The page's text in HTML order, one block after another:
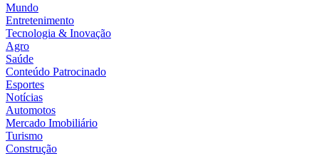
Mundo
Entretenimento
Tecnologia & Inovação
Agro
Saúde
Conteúdo Patrocinado
Esportes
Notícias
Automotos
Mercado Imobiliário
Turismo
Construção